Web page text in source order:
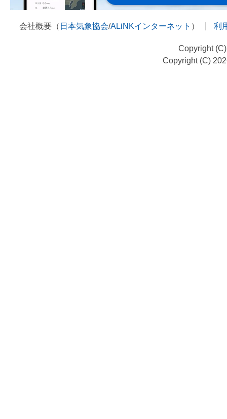
会社概要（ 日本気象協会/ALiNKインターネット ） 利
Copyright
Copyright (C)